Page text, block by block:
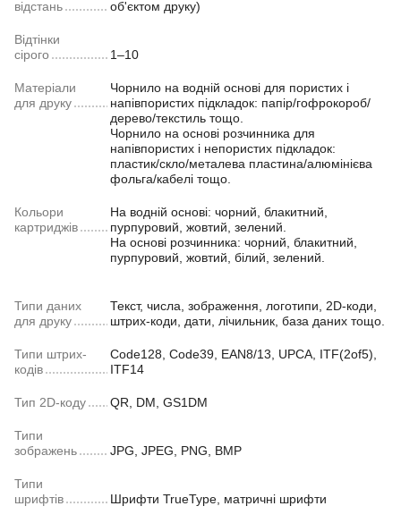
відстань об'єктом друку)
Відтінки
сірого
1–10
Матеріали
для друку
Чорнило на водній основі для пористих і
напівпористих підкладок: папір/гофрокороб/
дерево/текстиль тощо.
Чорнило на основі розчинника для
напівпористих і непористих підкладок:
пластик/скло/металева пластина/алюмінієва
фольга/кабелі тощо.
Кольори
картриджів
На водній основі: чорний, блакитний,
пурпуровий, жовтий, зелений.
На основі розчинника: чорний, блакитний,
пурпуровий, жовтий, білий, зелений.
Типи даних
для друку
Текст, числа, зображення, логотипи, 2D-коди,
штрих-коди, дати, лічильник, база даних тощо.
Типи штрих-
кодів
Code128, Code39, EAN8/13, UPCA, ITF(2of5),
ITF14
Тип 2D-коду QR, DM, GS1DM
Типи
зображень
JPG, JPEG, PNG, BMP
Типи
шрифтів
Шрифти TrueType, матричні шрифти